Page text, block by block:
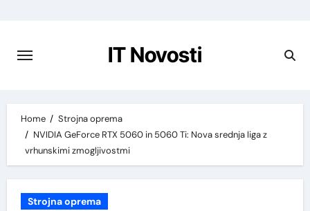
vsebino
IT Novosti
Home
Strojna oprema
NVIDIA GeForce RTX 5060 in 5060 Ti: Nova srednja liga z
vrhunskimi zmogljivostmi
Strojna oprema